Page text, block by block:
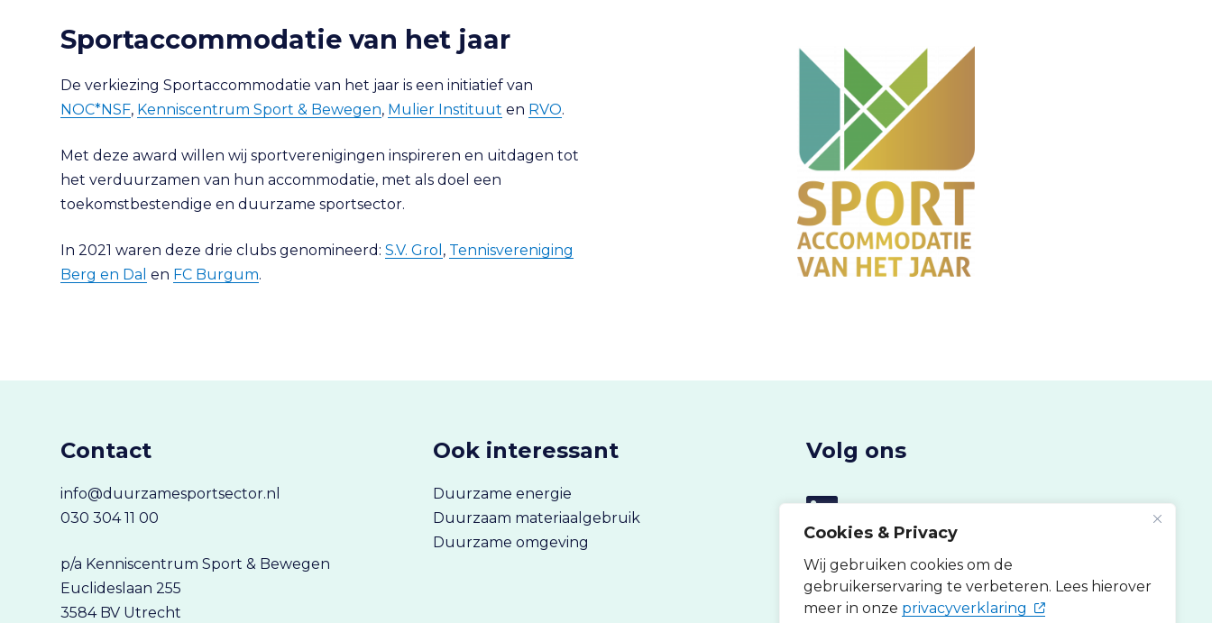
Cookies & Privacy
Wij gebruiken cookies om de
gebruikerservaring te verbeteren. Lees hierover
meer in onze privacyverklaring (opent in nieuw tabblad)
Sportaccommodatie van het jaar
De verkiezing Sportaccommodatie van het jaar is een initiatief van
NOC*NSF, Kenniscentrum Sport & Bewegen, Mulier Instituut en RVO.
Met deze award willen wij sportverenigingen inspireren en uitdagen tot
het verduurzamen van hun accommodatie, met als doel een
toekomstbestendige en duurzame sportsector.
In 2021 waren deze drie clubs genomineerd: S.V. Grol , Tennisvereniging
Berg en Dal en FC Burgum.
Contact
info@duurzamesportsector.nl
030 304 11 00
p/a Kenniscentrum Sport & Bewegen
Euclideslaan 255
3584 BV Utrecht
Ook interessant
Duurzame energie
Duurzaam materiaalgebruik
Duurzame omgeving
Volg ons